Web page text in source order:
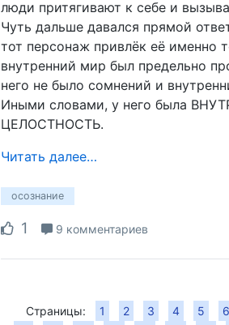
люди притягивают к себе и
Чуть дальше давался прямой
тот персонаж привлёк её именно
внутренний мир был предельно
него не было сомнений и
Иными словами, у него была
ЦЕЛОСТНОСТЬ.
Читать далее…
осознание
1 9 комментариев
Страницы: 1 2 3 4 5
6